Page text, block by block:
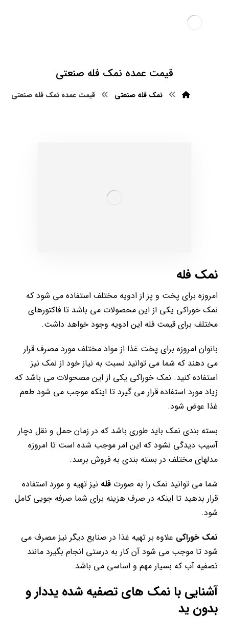
قیمت عمده نمک فله صنعتی
نمک فله صنعتی قیمت عمده نمک فله صنعتی
نمک فله
امروزه برای پخت و پز از ادویه مختلف استفاده می شود که
نمک خوراکی یکی از این محصولات می باشد تا فاکتورهای
مختلف برای قیمت فله این ادویه وجود خواهد داشت.
بانوان امروزه برای پخت غذا از مواد مختلف مورد مصرف قرار
می دهند که شما می توانید نسبت به نیاز خود از نمک نیز
استفاده کنید. نمک خوراکی یکی از این مصحولات می باشد که
زیاد مورد استفاده قرار می گیرد تا اینکه موجب می شود طعم
غذا عوض شود.
بسته بندی نمک باید طوری باشد که در زمان حمل و نقل دچار
آسیب دیدگی نشود که این امر موجب شده است تا امروزه
مدلهای مختلف در بسته بندی به فروش برسد.
شما می توانید نمک را به صورت فله نیز تهیه و مورد استفاده
قرار بدهید تا اینکه در صرف هزینه برای شما صرفه جویی کامل
شود.
نمک خوراکی علاوه بر تهیه غذا در صنایع دیگر نیز مصرف می
شود تا موجب می شود آن کار به درستی انجام بگیرد مانند
تصفیه آب که بسیار مهم و اساسی می باشد.
آشنایی با نمک های تصفیه شده یددار و
بدون ید